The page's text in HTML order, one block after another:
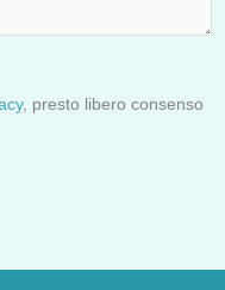
, presto libero consenso